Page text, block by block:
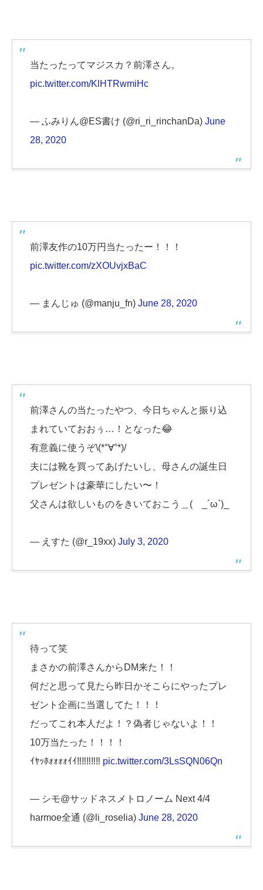
当たったってマジスカ？前澤さん。
pic.twitter.com/KlHTRwmiHc
— ふみりん@ES書け (@ri_ri_rinchanDa) June
28, 2020
前澤友作の10万円当たったー！！！
pic.twitter.com/zXOUvjxBaC
— まんじゅ (@manju_fn) June 28, 2020
前澤さんの当たったやつ、今日ちゃんと振り込
まれていておおぅ…！となった😂
有意義に使うぞ\(*°∀°*)/
夫には靴を買ってあげたいし、母さんの誕生日
プレゼントは豪華にしたい〜！
父さんは欲しいものをきいておこう＿( _´ω`)_
— えすた (@r_19xx) July 3, 2020
待って笑
まさかの前澤さんからDM来た！！
何だと思って見たら昨日かそこらにやったプレ
ゼント企画に当選してた！！！
だってこれ本人だよ！？偽者じゃないよ！！
10万当たった！！！！
ｲﾔｯﾎｫｫｫｫｲｲ‼︎‼︎‼︎‼︎‼︎ pic.twitter.com/3LsSQN06Qn
— シモ@サッドネスメトロノーム Next 4/4
harmoe全通 (@li_roselia) June 28, 2020